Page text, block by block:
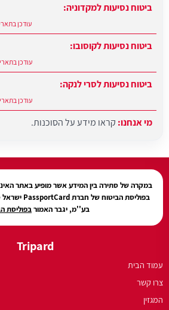
ביטוח נסיעות לקוסובו:
עודכן
ביטוח נסיעות לסרי לנקה:
עודכן
מי אנחנו:קראו מידע על הסוכנות.
עודכן
ביטוח נסיעות לבוסניה:
במקרה של סתירה בין המידע אשר מופיע באתר
בע''מ, יגבר האמורבפוליסת
Tripard
עמוד הבית
צרו קשר
המגזין